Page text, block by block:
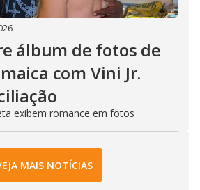
álbum de fotos de
com Vini Jr.
exibem romance em fotos
MAIS NOTÍCIAS